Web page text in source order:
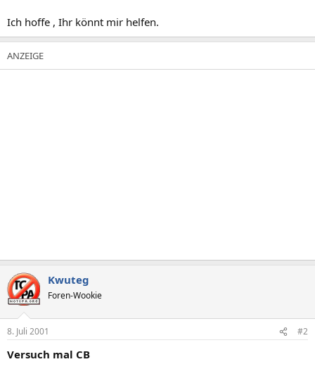
Ich hoffe , Ihr könnt mir helfen.
Kwuteg
Foren-Wookie
8. Juli 2001 #2
Versuch mal CB